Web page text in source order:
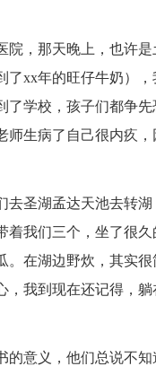
，那天晚上，也许是
xx年的旺仔牛奶）
学校，孩子们都争
生病了自己很内疚
圣湖孟达天池去转湖
我们三个，坐了很
在湖边野炊，其实
我到现在还记得，
意义，他们总说不知